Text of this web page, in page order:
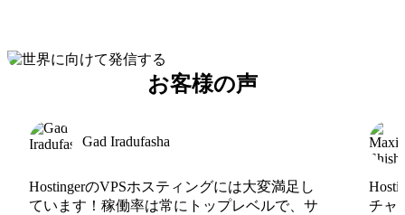
お客様の声
Gad Iradufasha
HostingerのVPSホスティングには大変満足し
ています！稼働率は常にトップレベルで、サ
チャ